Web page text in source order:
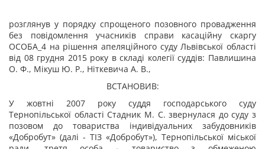
розглянув у порядку спрощеного позовного провадження
без повідомлення учасників справи касаційну скаргу
ОСОБА_4 на рішення апеляційного суду Львівської області
від 08 грудня 2015 року в складі колегії суддів: Павлишина
О. Ф., Мікуш Ю. Р., Ніткевича А. В.,
ВСТАНОВИВ:
У жовтні 2007 року суддя господарського суду
Тернопільської області Стадник М. С. звернулася до суду з
позовом до товариства індивідуальних забудовників
«Добробут» (далі - ТІЗ «Добробут»), Тернопільської міської